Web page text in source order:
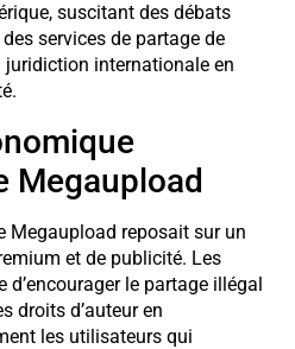
suscitant des débats
services de partage de
internationale en
Megaupload
Megaupload reposait sur un
et de publicité. Les
le partage illégal
droits d’auteur en
les utilisateurs qui